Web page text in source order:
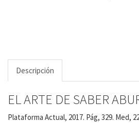
Descripción
EL ARTE DE SABER
Plataforma Actual, 2017. Pág, 329. Med,